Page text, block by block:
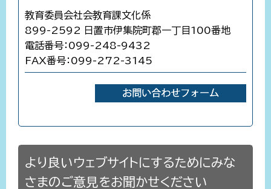
教育委員会社会教育課文化係
899-2592 日置市伊集院町郡一丁目100番地
電話番号：099-248-9432
FAX番号：099-272-3145
より良いウェブサイトにするためにみな
さまのご意見をお聞かせください